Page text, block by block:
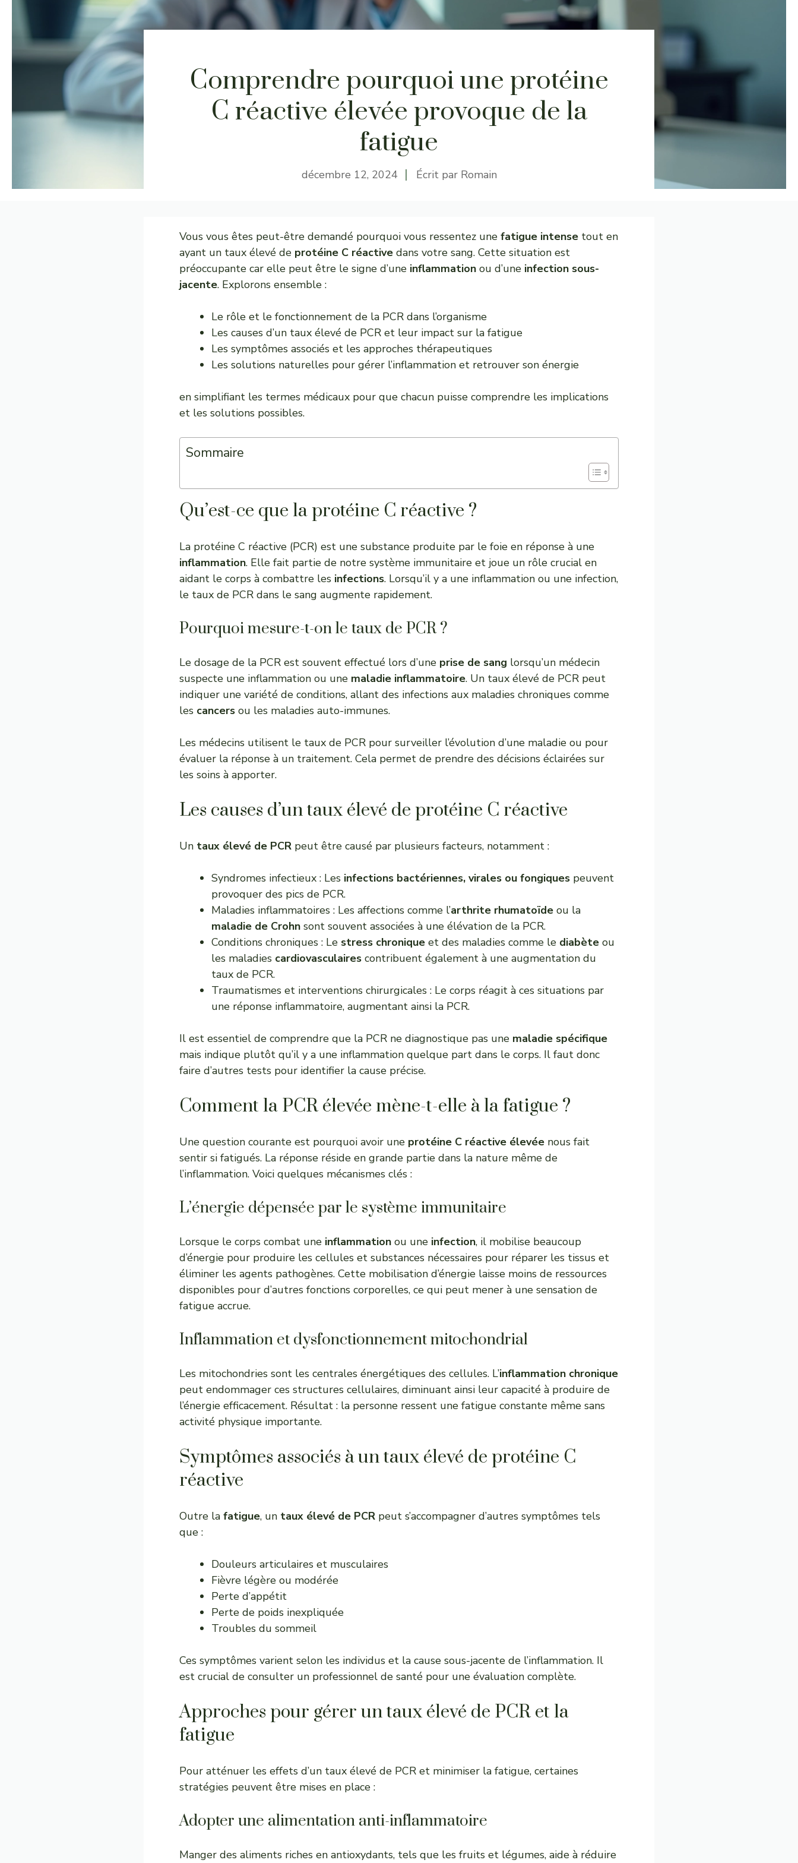
Comprendre pourquoi une protéine
C réactive élevée provoque de la
fatigue
décembre 12, 2024 Écrit par Romain
Vous vous êtes peut-être demandé pourquoi vous ressentez une fatigue intense tout en
ayant un taux élevé de protéine C réactive dans votre sang. Cette situation est
préoccupante car elle peut être le signe d’une inflammation ou d’une infection sous-
jacente. Explorons ensemble :
Le rôle et le fonctionnement de la PCR dans l’organisme
Les causes d’un taux élevé de PCR et leur impact sur la fatigue
Les symptômes associés et les approches thérapeutiques
Les solutions naturelles pour gérer l’inflammation et retrouver son énergie
en simplifiant les termes médicaux pour que chacun puisse comprendre les implications
et les solutions possibles.
Sommaire
Qu’est-ce que la protéine C réactive ?
La protéine C réactive (PCR) est une substance produite par le foie en réponse à une
inflammation. Elle fait partie de notre système immunitaire et joue un rôle crucial en
aidant le corps à combattre les infections. Lorsqu’il y a une inflammation ou une infection,
le taux de PCR dans le sang augmente rapidement.
Pourquoi mesure-t-on le taux de PCR ?
Le dosage de la PCR est souvent effectué lors d’une prise de sang lorsqu’un médecin
suspecte une inflammation ou une maladie inflammatoire. Un taux élevé de PCR peut
indiquer une variété de conditions, allant des infections aux maladies chroniques comme
les cancers ou les maladies auto-immunes.
Les médecins utilisent le taux de PCR pour surveiller l’évolution d’une maladie ou pour
évaluer la réponse à un traitement. Cela permet de prendre des décisions éclairées sur
les soins à apporter.
Les causes d’un taux élevé de protéine C réactive
Un taux élevé de PCR peut être causé par plusieurs facteurs, notamment :
Syndromes infectieux : Les infections bactériennes, virales ou fongiques peuvent
provoquer des pics de PCR.
Maladies inflammatoires : Les affections comme l’arthrite rhumatoïde ou la
maladie de Crohn sont souvent associées à une élévation de la PCR.
Conditions chroniques : Le stress chronique et des maladies comme le diabète ou
les maladies cardiovasculaires contribuent également à une augmentation du
taux de PCR.
Traumatismes et interventions chirurgicales : Le corps réagit à ces situations par
une réponse inflammatoire, augmentant ainsi la PCR.
Il est essentiel de comprendre que la PCR ne diagnostique pas une maladie spécifique
mais indique plutôt qu’il y a une inflammation quelque part dans le corps. Il faut donc
faire d’autres tests pour identifier la cause précise.
Comment la PCR élevée mène-t-elle à la fatigue ?
Une question courante est pourquoi avoir une protéine C réactive élevée nous fait
sentir si fatigués. La réponse réside en grande partie dans la nature même de
l’inflammation. Voici quelques mécanismes clés :
L’énergie dépensée par le système immunitaire
Lorsque le corps combat une inflammation ou une infection, il mobilise beaucoup
d’énergie pour produire les cellules et substances nécessaires pour réparer les tissus et
éliminer les agents pathogènes. Cette mobilisation d’énergie laisse moins de ressources
disponibles pour d’autres fonctions corporelles, ce qui peut mener à une sensation de
fatigue accrue.
Inflammation et dysfonctionnement mitochondrial
Les mitochondries sont les centrales énergétiques des cellules. L’inflammation chronique
peut endommager ces structures cellulaires, diminuant ainsi leur capacité à produire de
l’énergie efficacement. Résultat : la personne ressent une fatigue constante même sans
activité physique importante.
Symptômes associés à un taux élevé de protéine C
réactive
Outre la fatigue, un taux élevé de PCR peut s’accompagner d’autres symptômes tels
que :
Douleurs articulaires et musculaires
Fièvre légère ou modérée
Perte d’appétit
Perte de poids inexpliquée
Troubles du sommeil
Ces symptômes varient selon les individus et la cause sous-jacente de l’inflammation. Il
est crucial de consulter un professionnel de santé pour une évaluation complète.
Approches pour gérer un taux élevé de PCR et la
fatigue
Pour atténuer les effets d’un taux élevé de PCR et minimiser la fatigue, certaines
stratégies peuvent être mises en place :
Adopter une alimentation anti-inflammatoire
Manger des aliments riches en antioxydants, tels que les fruits et légumes, aide à réduire